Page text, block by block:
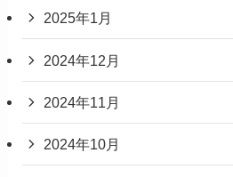
2025年1月
2024年12月
2024年11月
2024年10月